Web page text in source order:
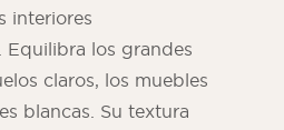
interiores
Equilibra los grandes
claros, los muebles
blancas. Su textura